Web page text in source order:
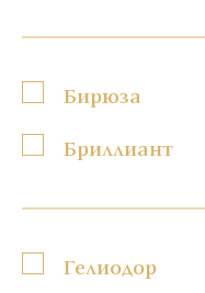
Бирюза
Бриллиант
Гелиодор